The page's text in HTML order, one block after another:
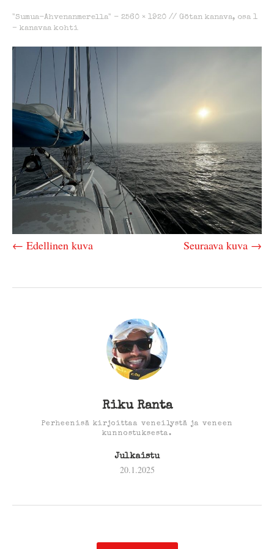
"Sumua-Ahvenanmerella" - 2560 × 1920 // Götan kanava, osa 1
– kanavaa kohti
← Edellinen kuva Seuraava kuva →
Riku Ranta
Perheenisä kirjoittaa veneilystä ja veneen
kunnostuksesta.
Julkaistu
20.1.2025